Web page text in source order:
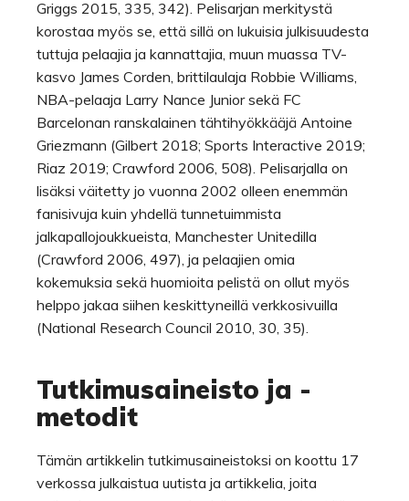
Griggs 2015, 335, 342). Pelisarjan merkitystä
korostaa myös se, että sillä on lukuisia julkisuudesta
tuttuja pelaajia ja kannattajia, muun muassa TV-
kasvo James Corden, brittilaulaja Robbie Williams,
NBA-pelaaja Larry Nance Junior sekä FC
Barcelonan ranskalainen tähtihyökkääjä Antoine
Griezmann (Gilbert 2018; Sports Interactive 2019;
Riaz 2019; Crawford 2006, 508). Pelisarjalla on
lisäksi väitetty jo vuonna 2002 olleen enemmän
fanisivuja kuin yhdellä tunnetuimmista
jalkapallojoukkueista, Manchester Unitedilla
(Crawford 2006, 497), ja pelaajien omia
kokemuksia sekä huomioita pelistä on ollut myös
helppo jakaa siihen keskittyneillä verkkosivuilla
(National Research Council 2010, 30, 35).
Tutkimusaineisto ja -
metodit
Tämän artikkelin tutkimusaineistoksi on koottu 17
verkossa julkaistua uutista ja artikkelia, joita